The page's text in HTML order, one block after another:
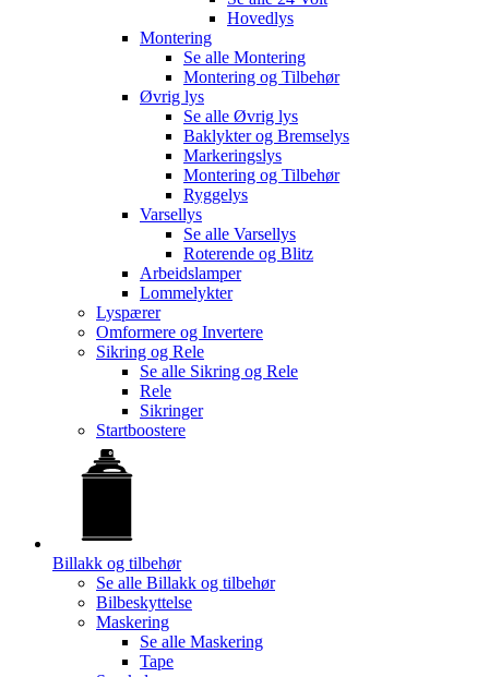
Hovedlys
Montering
Se alle Montering
Montering og Tilbehør
Øvrig lys
Se alle Øvrig lys
Baklykter og Bremselys
Markeringslys
Montering og Tilbehør
Ryggelys
Varsellys
Se alle Varsellys
Roterende og Blitz
Arbeidslamper
Lommelykter
Lyspærer
Omformere og Invertere
Sikring og Rele
Se alle Sikring og Rele
Rele
Sikringer
Startboostere
Billakk og tilbehør
Se alle Billakk og tilbehør
Bilbeskyttelse
Maskering
Se alle Maskering
Tape